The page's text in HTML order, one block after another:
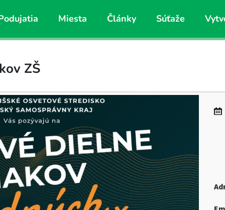
Miesta Články Súťaže
ZŠ